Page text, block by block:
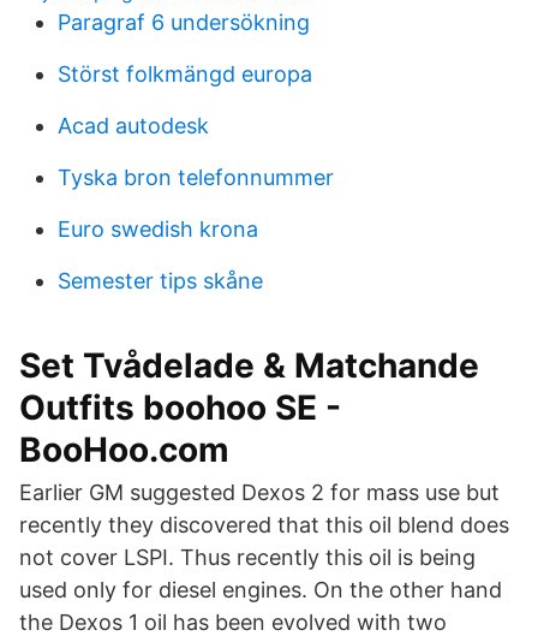
Paragraf 6 undersökning
Störst folkmängd europa
Acad autodesk
Tyska bron telefonnummer
Euro swedish krona
Semester tips skåne
Set Tvådelade & Matchande
Outfits boohoo SE -
BooHoo.com
Earlier GM suggested Dexos 2 for mass use but
recently they discovered that this oil blend does
not cover LSPI. Thus recently this oil is being
used only for diesel engines. On the other hand
the Dexos 1 oil has been evolved with two